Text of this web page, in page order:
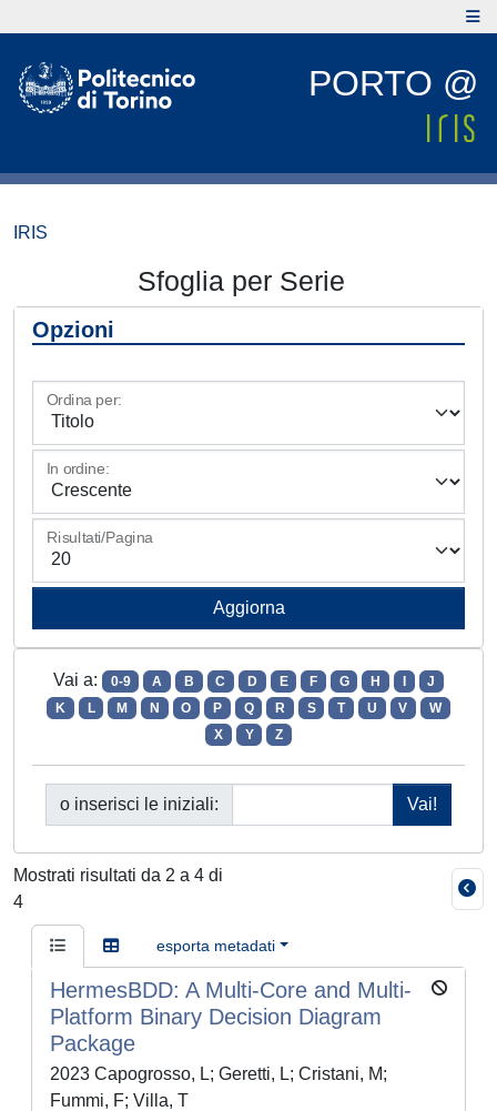
PORTO @
IRIS
Sfoglia per Serie
Opzioni
Ordina per:
In ordine:
Risultati/Pagina
Vai a: 0-9 A B C D E F G H
J
K
L M N O P Q R S T U V
W
X
Y Z
o inserisci le iniziali:
Mostrati risultati da 2 a 4 di
4
esporta metadati
HermesBDD: A Multi-Core and Multi-
Platform Binary Decision Diagram
Package
2023 Capogrosso, L; Geretti, L; Cristani, M;
Fummi, F; Villa, T